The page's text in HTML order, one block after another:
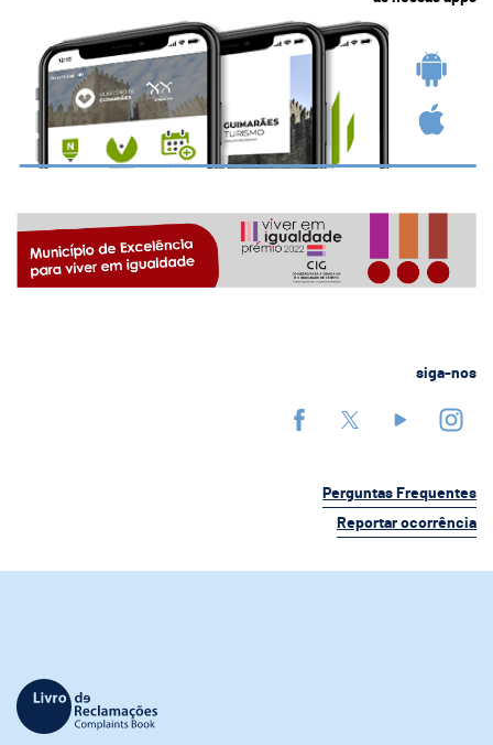
siga-nos
Perguntas Frequentes
Reportar ocorrência